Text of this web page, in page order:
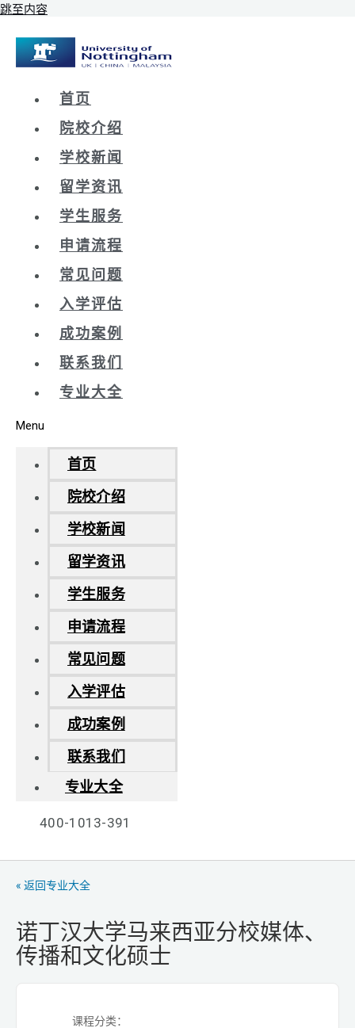
跳至内容
首页
院校介绍
学校新闻
留学资讯
学生服务
申请流程
常见问题
入学评估
成功案例
联系我们
专业大全
Menu
首页
院校介绍
学校新闻
留学资讯
学生服务
申请流程
常见问题
入学评估
成功案例
联系我们
专业大全
400-1013-391
« 返回专业大全
诺丁汉大学马来西亚分校媒体、
传播和文化硕士
课程分类：